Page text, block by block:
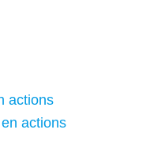
actions
actions